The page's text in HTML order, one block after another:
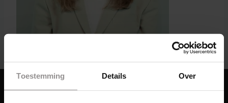
Toestemming Details Over